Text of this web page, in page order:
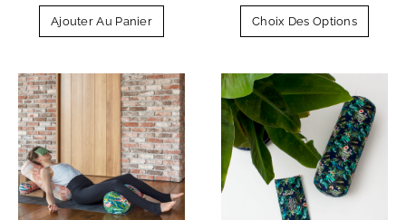
Ajouter Au Panier Choix Des Options